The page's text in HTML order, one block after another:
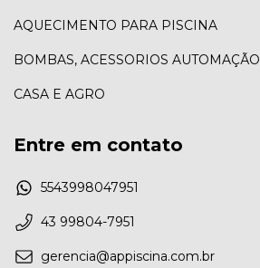
AQUECIMENTO PARA PISCINA
BOMBAS, ACESSORIOS AUTOMAÇÃO
CASA E AGRO
Entre em contato
5543998047951
43 99804-7951
gerencia@appiscina.com.br